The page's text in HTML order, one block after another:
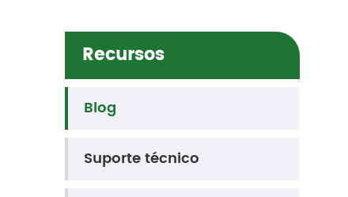
Recursos
Blog
Suporte técnico